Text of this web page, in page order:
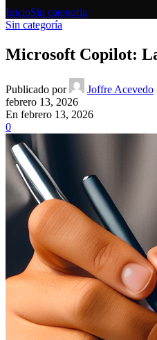
InicioSin categoría
Sin categoría
Microsoft Copilot:
Publicado por
Joffre Acevedo
febrero 13, 2026
En febrero 13, 2026
0